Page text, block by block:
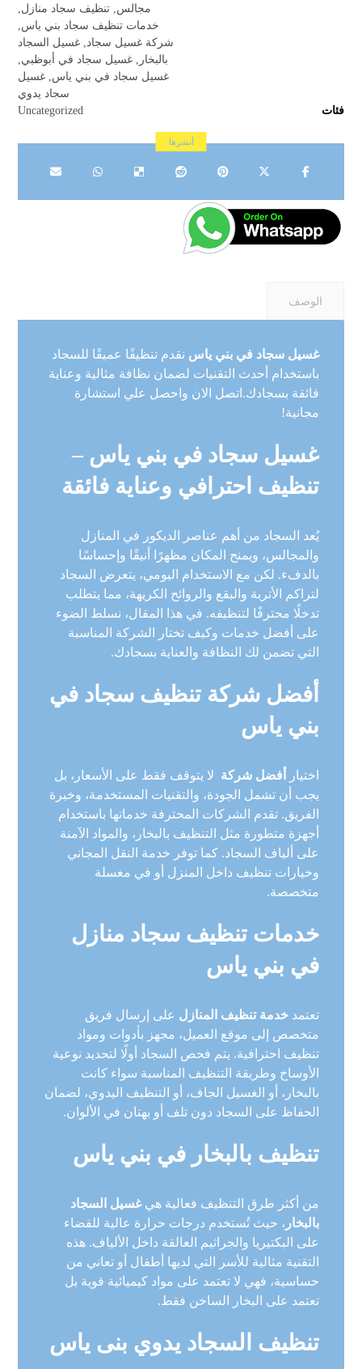
مجالس تنظيف سجاد منازل
خدمات تنظيف سجاد بني ياس
شركة غسيل سجاد
غسيل السجاد
بالبخار
غسيل سجاد في أبوظبي
غسيل سجاد في بني ياس غسيل
سجاد يدوي
فئات
Uncategorized
الوصف
غسيل سجاد في بني ياس نقدم تنظيفًا عميقًا للسجاد
باستخدام أحدث التقنيات لضمان نظافة مثالية وعناية
فائقة بسجادك.اتصل الان واحصل علي استشارة
مجانية!
غسيل سجاد في بني ياس –
تنظيف احترافي وعناية فائقة
يُعد السجاد من أهم عناصر الديكور في المنازل
والمجالس، ويمنح المكان مظهرًا أنيقًا وإحساسًا
بالدفء. لكن مع الاستخدام اليومي، يتعرض السجاد
لتراكم الأتربة والبقع والروائح الكريهة، مما يتطلب
تدخلًا محترفًا لتنظيفه. في هذا المقال، نسلط الضوء
على أفضل خدمات وكيف تختار الشركة المناسبة
التي تضمن لك النظافة والعناية بسجادك.
أفضل شركة تنظيف سجاد في
بني ياس
اختيار أفضل شركة لا يتوقف فقط على الأسعار، بل
يجب أن تشمل الجودة، والتقنيات المستخدمة، وخبرة
الفريق. تقدم الشركات المحترفة خدماتها باستخدام
أجهزة متطورة مثل التنظيف بالبخار، والمواد الآمنة
على ألياف السجاد. كما توفر خدمة النقل المجاني
وخيارات تنظيف داخل المنزل أو في مغسلة
متخصصة.
خدمات تنظيف سجاد منازل
في بني ياس
تعتمدخدمة تنظيف المنازل على إرسال فريق
متخصص إلى موقع العميل، مجهز بأدوات ومواد
تنظيف احترافية. يتم فحص السجاد أولًا لتحديد نوعية
الأوساخ وطريقة التنظيف المناسبة سواء كانت
بالبخار، أو الغسيل الجاف، أو التنظيف اليدوي، لضمان
الحفاظ على السجاد دون تلف أو بهتان في الألوان.
تنظيف بالبخار في بني ياس
من أكثر طرق التنظيف فعالية هيغسيل السجاد
بالبخار ، حيث تُستخدم درجات حرارة عالية للقضاء
على البكتيريا والجراثيم العالقة داخل الألياف. هذه
التقنية مثالية للأسر التي لديها أطفال أو تعاني من
حساسية، فهي لا تعتمد على مواد كيميائية قوية بل
تعتمد على البخار الساخن فقط.
تنظيف السجاد يدوي بنى ياس